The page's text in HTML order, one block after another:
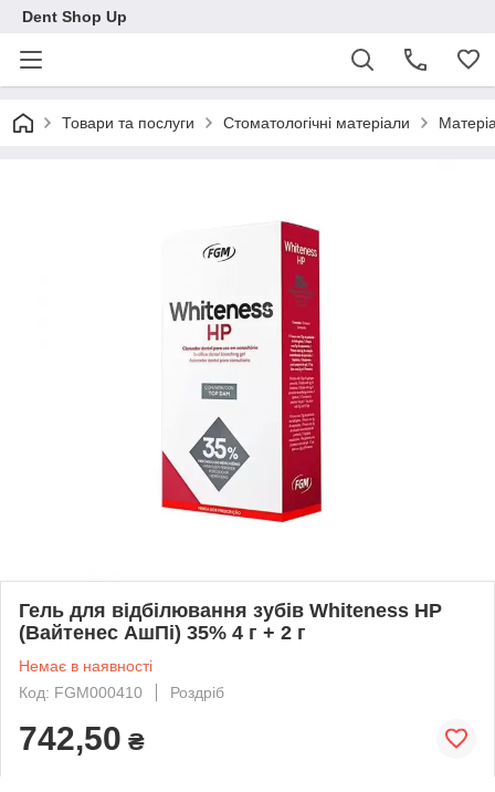
Dent Shop Up
Товари та послуги Стоматологічні матеріали
Гель для відбілювання зубів Whiteness HP
(Вайтенес АшПі) 35% 4 г + 2 г
Немає в наявності
Код: FGM000410
Роздріб
742,50 ₴